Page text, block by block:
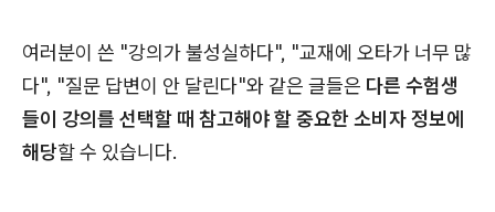
여러분이 쓴 "강의가 불성실하다", "교재에 오타가 너무 많
다", "질문 답변이 안 달린다"와 같은 글들은 다른 수험생
들이 강의를 선택할 때 참고해야 할 중요한 소비자 정보에
해당할 수 있습니다.